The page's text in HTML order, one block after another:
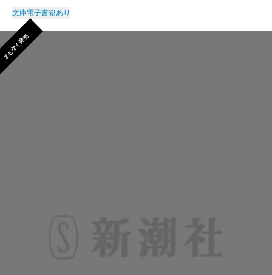
文庫電子書籍あり
まもなく発売